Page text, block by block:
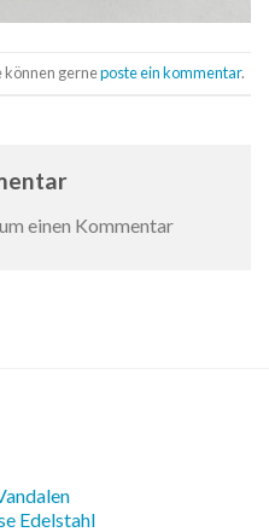
können gerneposte ein kommentar.
einen Kommentar
Edelstahl